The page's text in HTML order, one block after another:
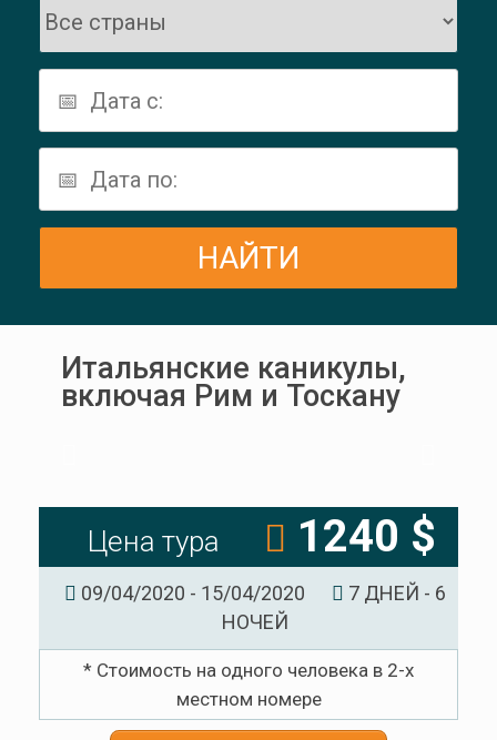
Итальянские каникулы,
включая Рим и Тоскану
Цена тура 1240 $
09/04/2020 - 15/04/2020
7 ДНЕЙ - 6
НОЧЕЙ
* Стоимость на одного человека в 2-х
местном номере